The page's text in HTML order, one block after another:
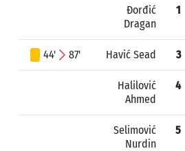
Đorđić
Dragan
1
44' 87' Havić Sead 3
Halilović
Ahmed
4
Selimović
Nurdin
5